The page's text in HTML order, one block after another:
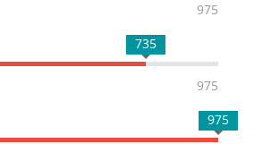
975
735
975
975